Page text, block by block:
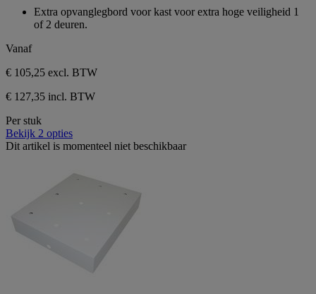
sterren.
Extra opvanglegbord voor kast voor extra hoge veiligheid 1
of 2 deuren.
Vanaf
€ 105,25 excl. BTW
€ 127,35 incl. BTW
Per stuk
Bekijk 2 opties
Dit artikel is momenteel niet beschikbaar